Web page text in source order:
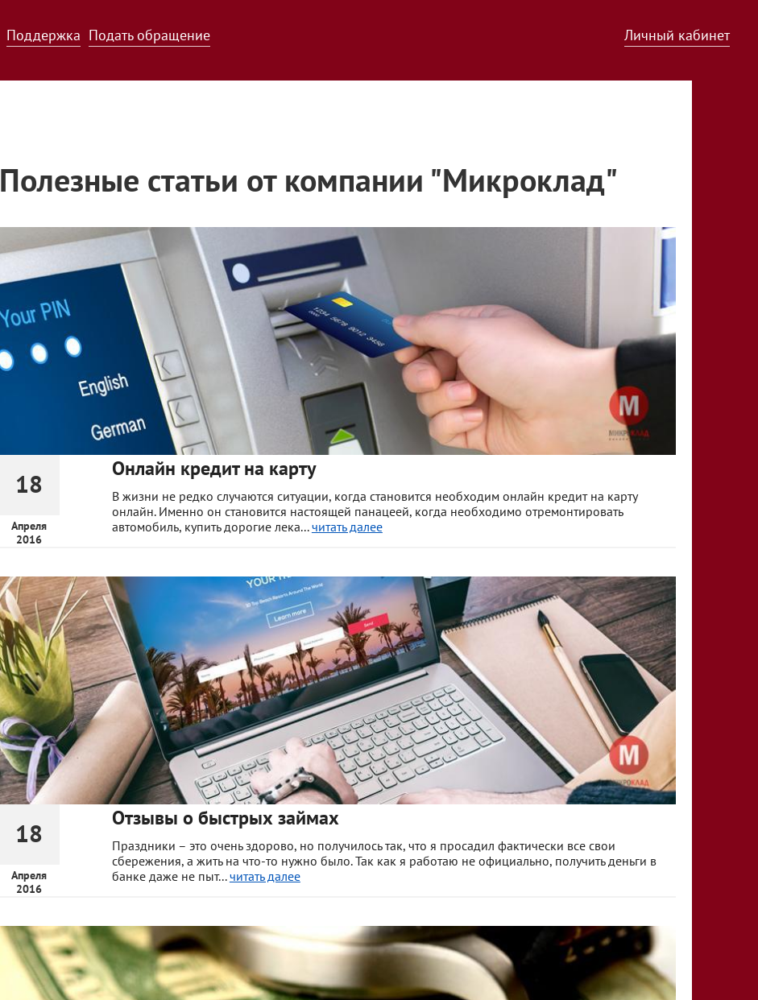
Поддержка Подать обращение Личный кабинет
Полезные статьи от компании "Микроклад"
18
Апреля
2016
Онлайн кредит на карту
В жизни не редко случаются ситуации, когда становится необходим онлайн кредит на карту
онлайн. Именно он становится настоящей панацеей, когда необходимо отремонтировать
автомобиль, купить дорогие лека...читать далее
18
Апреля
2016
Отзывы о быстрых займах
Праздники – это очень здорово, но получилось так, что я просадил фактически все свои
сбережения, а жить на что-то нужно было. Так как я работаю не официально, получить деньги в
банке даже не пыт...читать далее